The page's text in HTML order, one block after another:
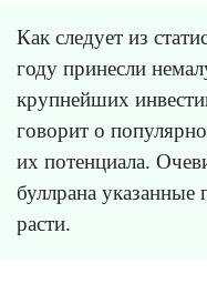
Как следует из
году принесли
крупнейших
говорит о
их потенциала.
буллрана указанные
расти.